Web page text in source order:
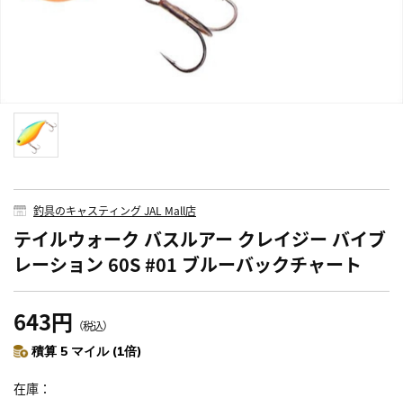
釣具のキャスティング JAL Mall店
テイルウォーク バスルアー クレイジー バイブ
レーション 60S #01 ブルーバックチャート
643円 （税込）
積算 5 マイル (1倍)
在庫